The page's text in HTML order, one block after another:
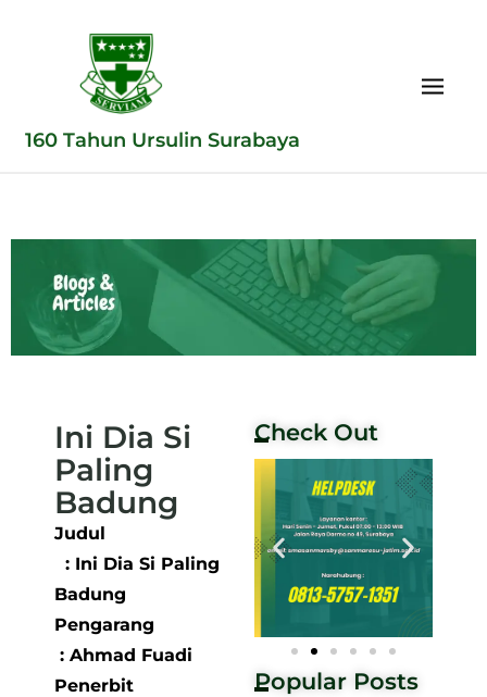
160 Tahun Ursulin Surabaya
Ini Dia Si
Paling
Badung
Judul
: Ini Dia Si Paling
Badung
Pengarang
: Ahmad Fuadi
Penerbit
Check Out
Popular Posts